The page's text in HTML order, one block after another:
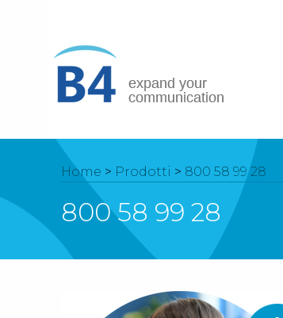
Home > Prodotti > 800 58 99 28
800 58 99 28